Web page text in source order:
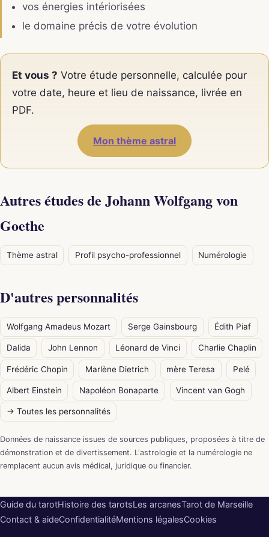
vos énergies intériorisées
le domaine précis de votre évolution
Et vous ? Votre étude personnelle, calculée pour
votre date, heure et lieu de naissance, livrée en
PDF.
Mon thème astral
Autres études de Johann Wolfgang von
Goethe
Thème astral Profil psycho-professionnel Numérologie
D'autres personnalités
Wolfgang Amadeus Mozart Serge Gainsbourg Édith Piaf
Dalida John Lennon Léonard de Vinci Charlie Chaplin
Frédéric Chopin Marlène Dietrich mère Teresa Pelé
Albert Einstein Napoléon Bonaparte Vincent van Gogh
→ Toutes les personnalités
Données de naissance issues de sources publiques, proposées à titre de
démonstration et de divertissement. L'astrologie et la numérologie ne
remplacent aucun avis médical, juridique ou financier.
Guide du tarotHistoire des tarotsLes arcanesTarot de Marseille
Contact & aideConfidentialitéMentions légalesCookies